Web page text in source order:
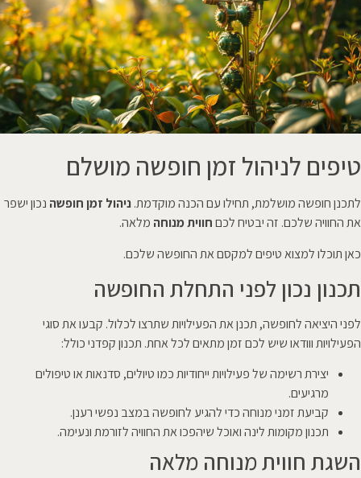
טיפים לניהול זמן חופשה מושלם
לתכנן חופשה מושלמת, תחילו עם הכנה מוקדמת.ניהול זמן חופשה נכון ישפר
את החוויה שלכם. זה יבטיח לכםחווית מנוחה מלאה.
כאן תוכלו למצוא טיפים למקסם את החופשה שלכם.
תכנון נכון לפני התחלת החופשה
לפני היציאה לחופשה, תכנן את הפעילויות שתרצו לכלול. קבעו את סוגי
הפעילויות ווודאו שיש לכם זמן מתאים לכל אחת. תכנון קפדני כולל:
יצירת רשימה של פעילויות ייחודיות כמו טיולים, סדנאות או טיפולים
מרגיעים.
קביעת זמני מנוחה כדי להגיע לחופשה במצב נפשי רענן.
תכנון מקומות לינה ואוכל שיהפכו את החוויה לזורמת ונעימה.
השגת חווית מנוחה מלאה